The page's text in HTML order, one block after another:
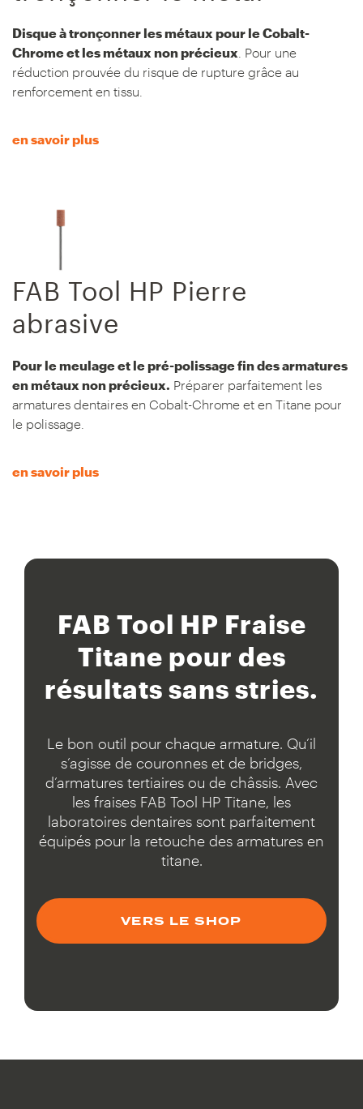
Disque à tronçonner les métaux pour le Cobalt-
Chrome et les métaux non précieux . Pour une
réduction prouvée du risque de rupture grâce au
renforcement en tissu.
en savoir plus
FAB Tool HP Pierre
abrasive
Pour le meulage et le pré-polissage fin des armatures
en métaux non précieux. Préparer parfaitement les
armatures dentaires en Cobalt-Chrome et en Titane pour
le polissage.
en savoir plus
FAB Tool HP Fraise
Titane pour des
résultats sans stries.
Le bon outil pour chaque armature. Qu’il
s’agisse de couronnes et de bridges,
d’armatures tertiaires ou de châssis. Avec
les fraises FAB Tool HP Titane, les
laboratoires dentaires sont parfaitement
équipés pour la retouche des armatures en
titane.
VERS LE SHOP